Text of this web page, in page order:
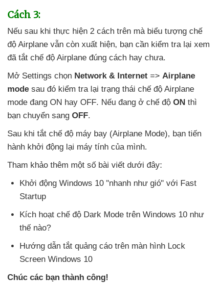
Cách 3:
Nếu sau khi thực hiện 2 cách trên mà biểu tượng chế
độ Airplane vẫn còn xuất hiện, bạn cần kiểm tra lại xem
đã tắt chế độ Airplane đúng cách hay chưa.
Mở Settings chọn Network & Internet => Airplane
mode sau đó kiểm tra lại trạng thái chế độ Airplane
mode đang ON hay OFF. Nếu đang ở chế độ ON thì
bạn chuyển sang OFF.
Sau khi tắt chế độ máy bay (Airplane Mode), bạn tiến
hành khởi động lại máy tính của mình.
Tham khảo thêm một số bài viết dưới đây:
Khởi động Windows 10 "nhanh như gió" với Fast
Startup
Kích hoạt chế độ Dark Mode trên Windows 10 như
thế nào?
Hướng dẫn tắt quảng cáo trên màn hình Lock
Screen Windows 10
Chúc các bạn thành công!